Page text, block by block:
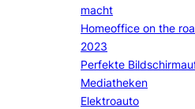
macht
Homeoffice on the
2023
Perfekte
Mediatheken
Elektroauto